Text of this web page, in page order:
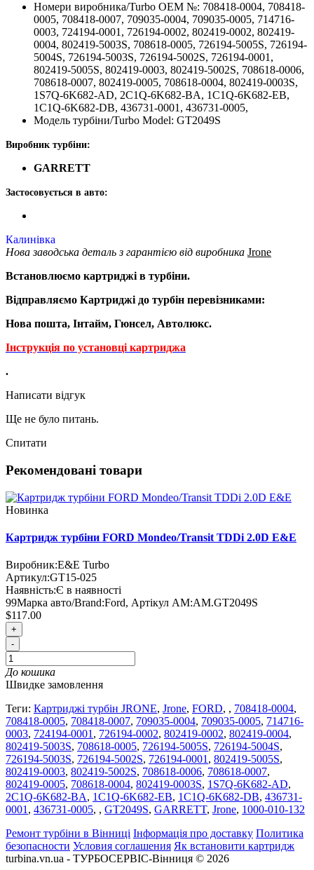
Номери виробника/Turbo OEM №: 708418-0004, 708418-
0005, 708418-0007, 709035-0004, 709035-0005, 714716-
0003, 724194-0001, 726194-0002, 802419-0002, 802419-
0004, 802419-5003S, 708618-0005, 726194-5005S, 726194-
5004S, 726194-5003S, 726194-5002S, 726194-0001,
802419-5005S, 802419-0003, 802419-5002S, 708618-0006,
708618-0007, 802419-0005, 708618-0004, 802419-0003S,
1S7Q-6K682-AD, 2C1Q-6K682-BA, 1C1Q-6K682-EB,
1C1Q-6K682-DB, 436731-0001, 436731-0005,
Модель турбіни/Turbo Model: GT2049S
Виробник турбіни:
GARRETT
Застосовується в авто:
Калинівка
Нова заводська деталь з гарантією від виробника Jrone
Встановлюємо картриджі в турбіни.
Відправляємо Картриджі до турбін перевізниками:
Нова пошта, Інтайм, Гюнсел, Автолюкс.
Інструкція по установці картриджа
.
Написати відгук
Ще не було питань.
Спитати
Рекомендовані товари
Новинка
Картридж турбіни FORD Mondeo/Transit TDDi 2.0D E&E
Виробник:E&E Turbo
Артикул:GT15-025
Наявність:Є в наявності
99Марка авто/Brand:Ford, Артікул AM:AM.GT2049S
$117.00
+
-
До кошика
Швидке замовлення
Теги: Картриджі турбін JRONE, Jrone, FORD, , 708418-0004,
708418-0005, 708418-0007, 709035-0004, 709035-0005, 714716-
0003, 724194-0001 , 726194-0002, 802419-0002, 802419-0004,
802419-5003S, 708618-0005, 726194-5005S, 726194-5004S,
726194-5003S, 726194-5002S, 726194-0001 , 802419-5005S,
802419-0003, 802419-5002S, 708618-0006, 708618-0007,
802419-0005, 708618-0004, 802419-0003S, 1S7Q-6K682-AD,
2C1Q-6K682-BA, 1C1Q-6K682-EB, 1C1Q-6K682-DB, 436731-
0001 , 436731-0005, , GT2049S, GARRETT, Jrone, 1000-010-132
Ремонт турбіни в Вінниці Інформація про доставку Политика
безопасности Условия соглашения Як встановити картридж
turbina.vn.ua - ТУРБОСЕРВІС-Вінниця © 2026